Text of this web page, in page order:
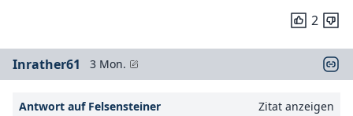
2
Inrather61 3 Mon.
Antwort auf Felsensteiner Zitat anzeigen